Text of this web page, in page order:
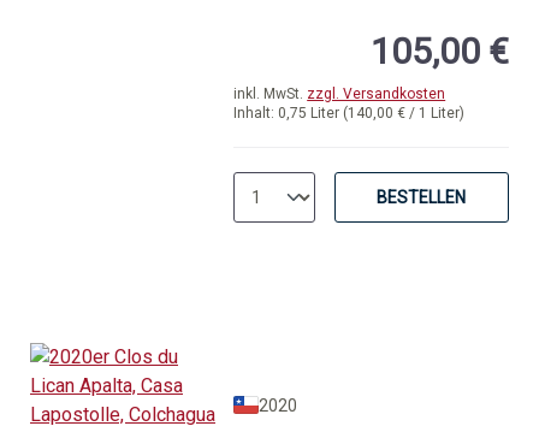
Inhalt: 0,75 Liter (140,00 € / 1 Liter)
inkl. MwSt. zzgl. Versandkosten
105,00 €
BESTELLEN
2020